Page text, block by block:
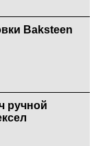
Baksteen
ручной